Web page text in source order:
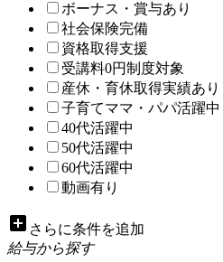
ボーナス・賞与あり
社会保険完備
資格取得支援
受講料0円制度対象
産休・育休取得実績あり
子育てママ・パパ活躍中
40代活躍中
50代活躍中
60代活躍中
動画有り
add_box さらに条件を追加
給与から探す